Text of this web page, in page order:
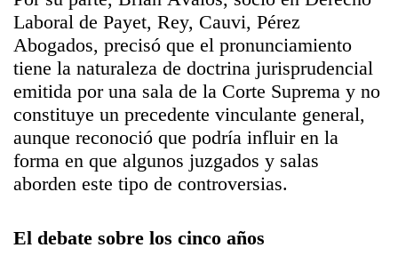
Laboral de Payet, Rey, Cauvi, Pérez
Abogados, precisó que el pronunciamiento
tiene la naturaleza de doctrina jurisprudencial
emitida por una sala de la Corte Suprema y no
constituye un precedente vinculante general,
aunque reconoció que podría influir en la
forma en que algunos juzgados y salas
aborden este tipo de controversias.
El debate sobre los cinco años